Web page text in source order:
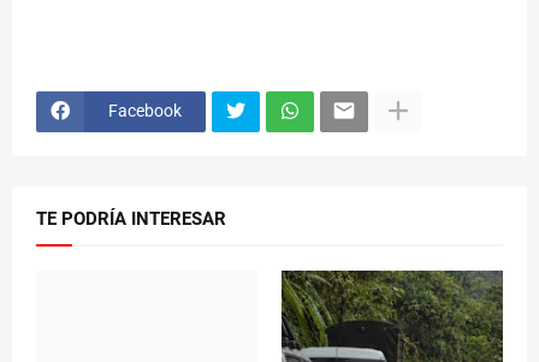
Facebook
TE PODRÍA INTERESAR